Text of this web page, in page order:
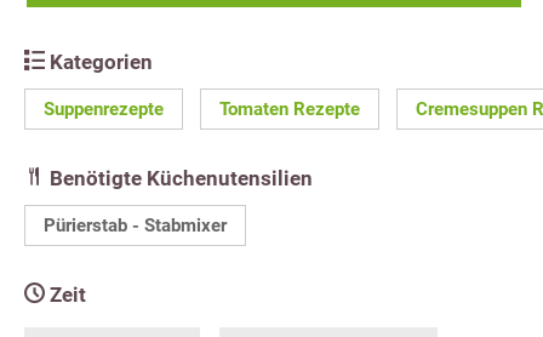
Kategorien
Suppenrezepte Tomaten Rezepte Cremesuppen
Benötigte Küchenutensilien
Pürierstab - Stabmixer
Zeit